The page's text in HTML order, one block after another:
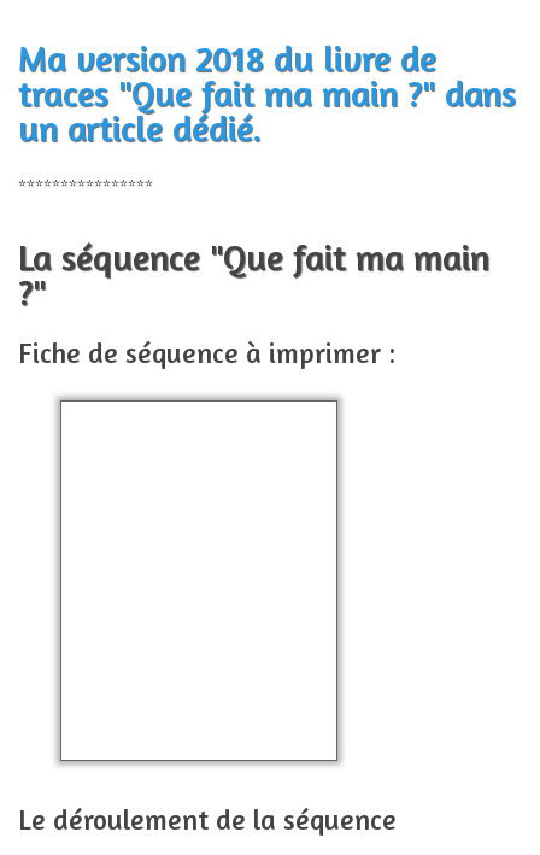
Ma version 2018 du livre de
traces "Que fait ma main ?" dans
un article dédié.
****************
La séquence "Que fait ma main
?"
Fiche de séquence à imprimer :
Le déroulement de la séquence